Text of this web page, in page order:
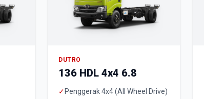
DUTRO
136 HDL 4x4 6.8
✓ Penggerak 4x4 (All Wheel Drive)